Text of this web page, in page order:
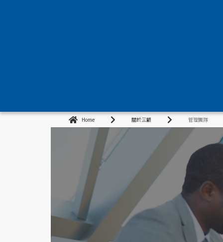
Home 關於三顧 管理團隊